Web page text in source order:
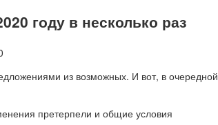
году в несколько раз
из возможных. И вот, в очередной
претерпели и общие условия